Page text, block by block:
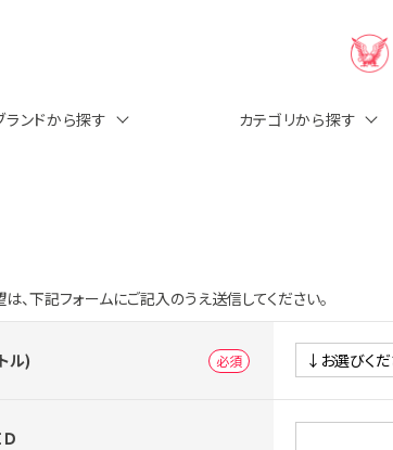
ランドから探す カテゴリから探す
、下記フォームにご記入のうえ送信してください。
ル)